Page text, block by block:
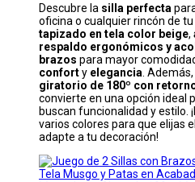
Descubre la silla perfecta
oficina o cualquier rincón de tu
tapizado en tela color beige,
respaldo ergonómicos y
brazos para mayor
conforty elegancia .
giratorio de 180º con
convierte en una opción ideal
buscan funcionalidad y estilo.
varios colores para que elijas
adapte a tu decoración!